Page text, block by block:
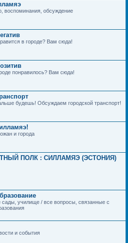
воспоминания, обсуждение
в городе? Вам сюда!
понравилось? Вам сюда!
будешь! Обсуждаем городской транспорт!
и города
ПОЛК : СИЛЛАМЯЭ (ЭСТОНИЯ)
сады, училище / все вопросы, связанные с
и события